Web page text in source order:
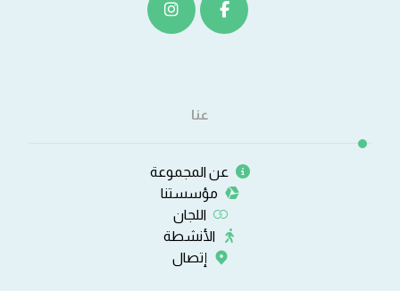
عنا
عن المجموعة
مؤسستنا
اللجان
الأنشطة
إتصال